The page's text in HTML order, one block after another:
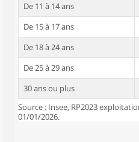
De 11 à 14 ans
De 15 à 17 ans
De 18 à 24 ans
De 25 à 29 ans
30 ans ou plus
Source : Insee, RP2023
01/01/2026.